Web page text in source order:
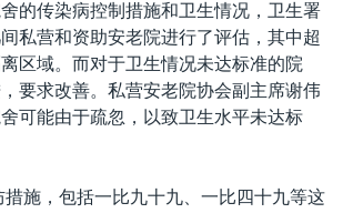
的传染病控制措施和卫生情况，卫生署
私营和资助安老院进行了评估，其中超
区域。而对于卫生情况未达标准的院
要求改善。私营安老院协会副主席谢伟
可能由于疏忽，以致卫生水平未达标
施，包括一比九十九、一比四十九等这